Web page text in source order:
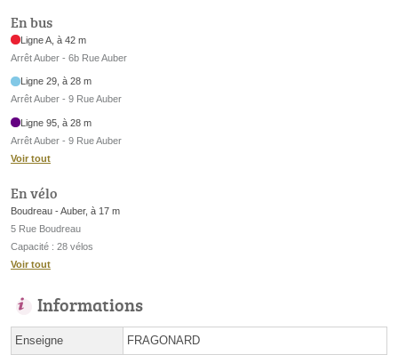
En bus
Ligne A, à 42 m
Arrêt Auber - 6b Rue Auber
Ligne 29, à 28 m
Arrêt Auber - 9 Rue Auber
Ligne 95, à 28 m
Arrêt Auber - 9 Rue Auber
Voir tout
En vélo
Boudreau - Auber, à 17 m
5 Rue Boudreau
Capacité : 28 vélos
Voir tout
Informations
Enseigne FRAGONARD